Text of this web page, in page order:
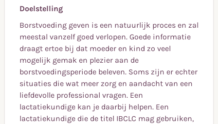
Doelstelling
Borstvoeding geven is een natuurlijk proces en zal
meestal vanzelf goed verlopen. Goede informatie
draagt ertoe bij dat moeder en kind zo veel
mogelijk gemak en plezier aan de
borstvoedingsperiode beleven. Soms zijn er echter
situaties die wat meer zorg en aandacht van een
liefdevolle professional vragen. Een
lactatiekundige kan je daarbij helpen. Een
lactatiekundige die de titel IBCLC mag gebruiken,